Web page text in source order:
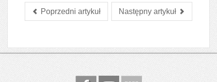
Poprzedni artykuł Następny artykuł